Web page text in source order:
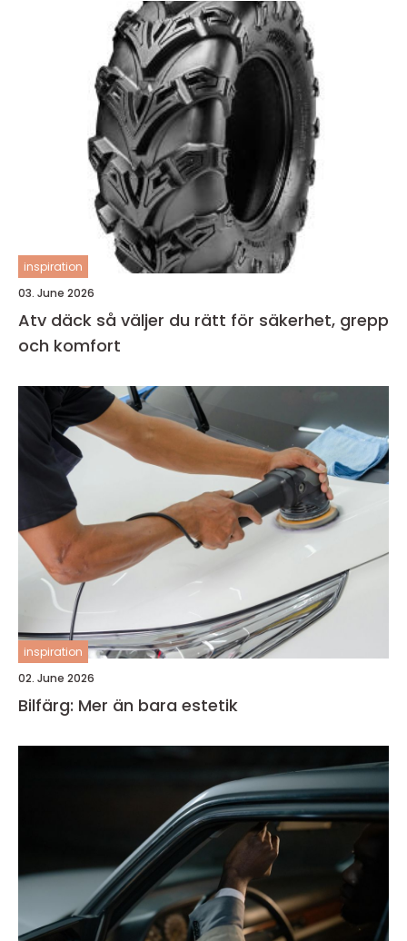
inspiration
03. June 2026
Atv däck så väljer du rätt för säkerhet, grepp
och komfort
inspiration
02. June 2026
Bilfärg: Mer än bara estetik